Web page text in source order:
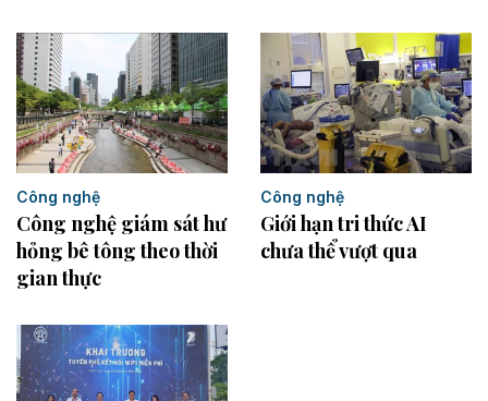
Công nghệ
Công nghệ giám sát hư
hỏng bê tông theo thời
gian thực
Công nghệ
Giới hạn tri thức AI
chưa thể vượt qua